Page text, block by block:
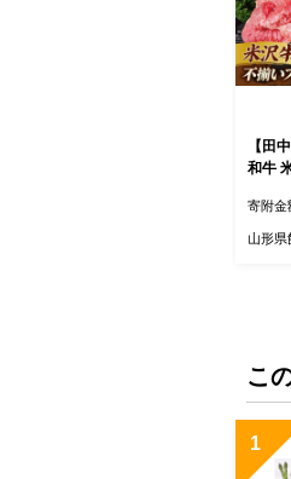
【田
和牛
ラン
牛 ス
寄附金
山形県
こ
1